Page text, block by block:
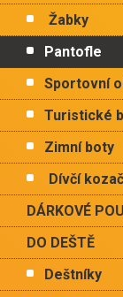
Žabky
Pantofle
Sportovní
Turistické
Zimní boty
Dívčí
DÁRKOVÉ
DO DEŠTĚ
Deštníky